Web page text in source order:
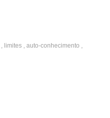
, limites , auto-conhecimento ,